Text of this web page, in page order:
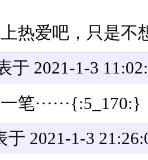
热爱吧，只是不
于 2021-1-3
笔······{:5_170:}
2021-1-3